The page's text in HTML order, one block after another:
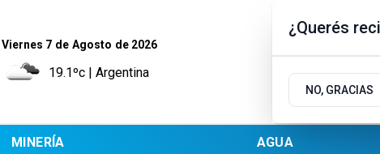
Viernes 7 de Agosto de 2026
19.1ºc | Argentina
MINERÍA AGUA
¿Querés
NO, GRACIAS